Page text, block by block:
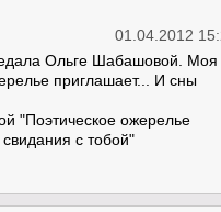
01.04.2012
Ольге Шабашовой. Моя
приглашает... И сны
"Поэтическое ожерелье
с тобой"